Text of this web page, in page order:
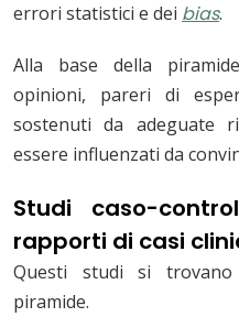
errori statistici e dei bias.
Alla base della
opinioni, pareri di
sostenuti da adeguate
essere influenzati da
Studi caso-
rapporti di casi
Questi studi si
piramide.